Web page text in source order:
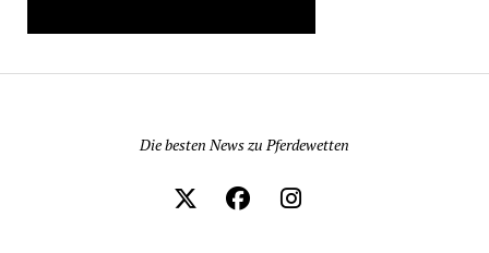
Die besten News zu Pferdewetten